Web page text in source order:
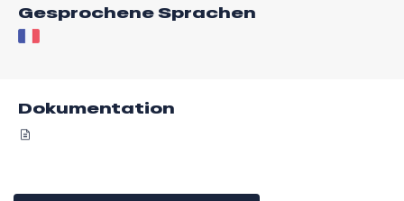
Gesprochene Sprachen
Dokumentation